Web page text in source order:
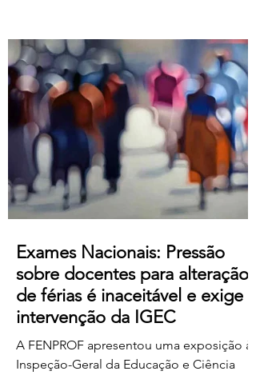
50 € para os restantes; Aumento do
subsídio de refeição para os 5,50€;
Crédito de horas sindicais para
delegadas/os alargado para as 8 horas
mensais. Este acordo produz efeitos
retroativos a janeiro de 2026, embora ai
Exames Nacionais: Pressão
sobre docentes para alteração
de férias é inaceitável e exige
intervenção da IGEC
A FENPROF apresentou uma exposição à
Inspeção-Geral da Educação e Ciência